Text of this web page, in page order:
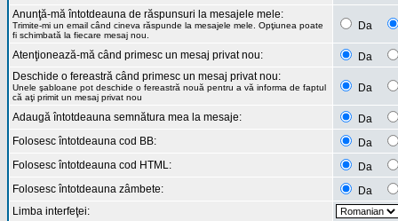
Anunţă-mă întotdeauna de răspunsuri la mesajele mele:
Trimite-mi un email când cineva răspunde la mesajele mele. Opţiunea poate
fi schimbată la fiecare mesaj nou.
Da
Atenţionează-mă când primesc un mesaj privat nou:
Da
Deschide o fereastră când primesc un mesaj privat nou:
Unele şabloane pot deschide o fereastră nouă pentru a vă informa de faptul
că aţi primit un mesaj privat nou
Da
Adaugă întotdeauna semnătura mea la mesaje:
Da
Folosesc întotdeauna cod BB:
Da
Folosesc întotdeauna cod HTML:
Da
Folosesc întotdeauna zâmbete:
Da
Limba interfeţei: